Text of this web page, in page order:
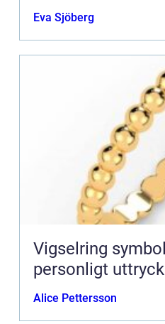
Eva Sjöberg
Vigselring symbol, hantverk och
personligt uttryck
Alice Pettersson